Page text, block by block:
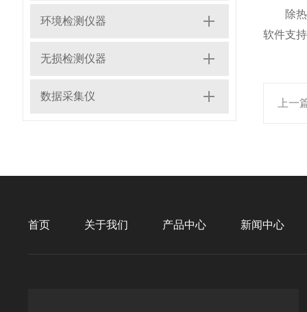
环境检测仪器
无损检测仪器
数据采集仪
除热
软件支
上一
首页 关于我们 产品中心 新闻中心